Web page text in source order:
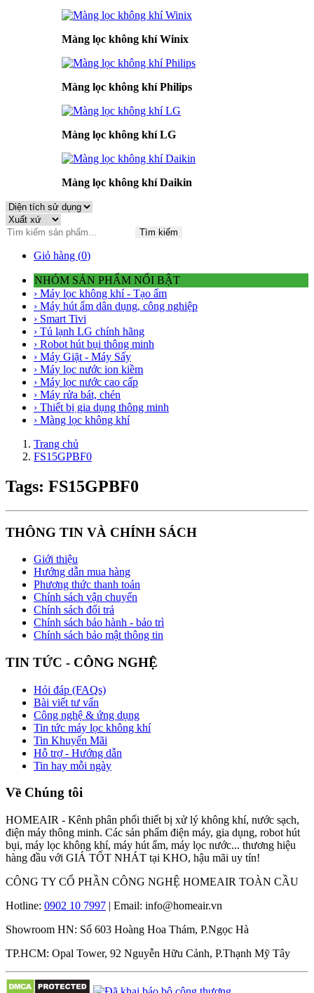
Màng lọc không khí Winix
Màng lọc không khí Philips
Màng lọc không khí LG
Màng lọc không khí Daikin
Tìm kiếm
Giỏ hàng (0)
NHÓM SẢN PHẨM NỔI BẬT
› Máy lọc không khí - Tạo ẩm
› Máy hút ẩm dân dụng, công nghiệp
› Smart Tivi
› Tủ lạnh LG chính hãng
› Robot hút bụi thông minh
› Máy Giặt - Máy Sấy
› Máy lọc nước ion kiềm
› Máy lọc nước cao cấp
› Máy rửa bát, chén
› Thiết bị gia dụng thông minh
› Màng lọc không khí
Trang chủ
FS15GPBF0
Tags: FS15GPBF0
THÔNG TIN VÀ CHÍNH SÁCH
Giới thiệu
Hướng dẫn mua hàng
Phương thức thanh toán
Chính sách vận chuyển
Chính sách đổi trả
Chính sách bảo hành - bảo trì
Chính sách bảo mật thông tin
TIN TỨC - CÔNG NGHỆ
Hỏi đáp (FAQs)
Bài viết tư vấn
Công nghệ & ứng dụng
Tin tức máy lọc không khí
Tin Khuyến Mãi
Hỗ trợ - Hướng dẫn
Tin hay mỗi ngày
Về Chúng tôi
HOMEAIR - Kênh phân phối thiết bị xử lý không khí, nước sạch,
điện máy thông minh. Các sản phẩm điện máy, gia dụng, robot hút
bụi, máy lọc không khí, máy hút ẩm, máy lọc nước... thương hiệu
hàng đầu với GIÁ TỐT NHÁT tại KHO, hậu mãi uy tín!
CÔNG TY CỔ PHẦN CÔNG NGHỆ HOMEAIR TOÀN CẦU
Hotline: 0902 10 7997 | Email: info@homeair.vn
Showroom HN: Số 603 Hoàng Hoa Thám, P.Ngọc Hà
TP.HCM: Opal Tower, 92 Nguyễn Hữu Cảnh, P.Thạnh Mỹ Tây